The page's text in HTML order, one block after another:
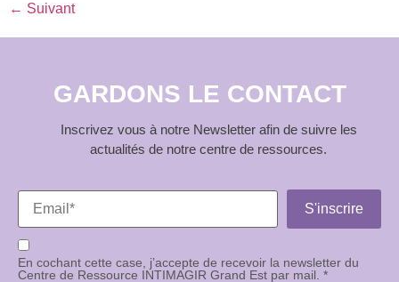
← Suivant
GARDONS LE CONTACT
Inscrivez vous à notre Newsletter afin de suivre les
actualités de notre centre de ressources.
En cochant cette case, j’accepte de recevoir la newsletter du
Centre de Ressource INTIMAGIR Grand Est par mail. *